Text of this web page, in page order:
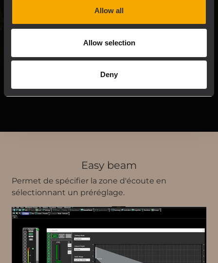
Allow all
Allow selection
Deny
une interface centralisée.
LIRE LA SUITE
Easy beam
Permet de spécifier la zone d'écoute en
sélectionnant un préréglage.